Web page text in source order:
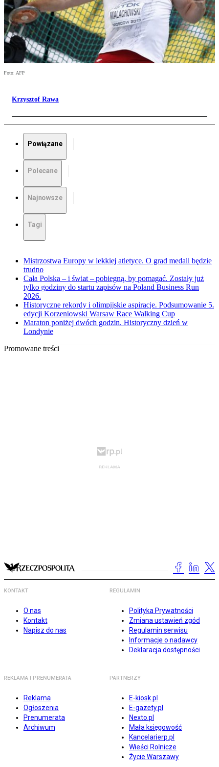
Foto: AFP
Krzysztof Rawa
Powiązane
Polecane
Najnowsze
Tagi
Mistrzostwa Europy w lekkiej atletyce. O grad medali będzie
trudno
Cała Polska – i świat – pobiegną, by pomagać. Zostały już
tylko godziny do startu zapisów na Poland Business Run
2026.
Historyczne rekordy i olimpijskie aspiracje. Podsumowanie 5.
edycji Korzeniowski Warsaw Race Walking Cup
Maraton poniżej dwóch godzin. Historyczny dzień w
Londynie
Promowane treści
KONTAKT
O nas
Kontakt
Napisz do nas
REGULAMIN
Polityka Prywatności
Zmiana ustawień zgód
Regulamin serwisu
Informacje o nadawcy
Deklaracja dostępności
REKLAMA I PRENUMERATA
Reklama
Ogłoszenia
Prenumerata
Archiwum
PARTNERZY
E-kiosk.pl
E-gazety.pl
Nexto.pl
Mała księgowość
Kancelarierp.pl
Wieści Rolnicze
Życie Warszawy